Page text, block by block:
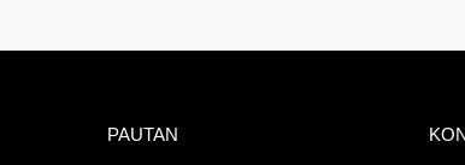
PAUTAN